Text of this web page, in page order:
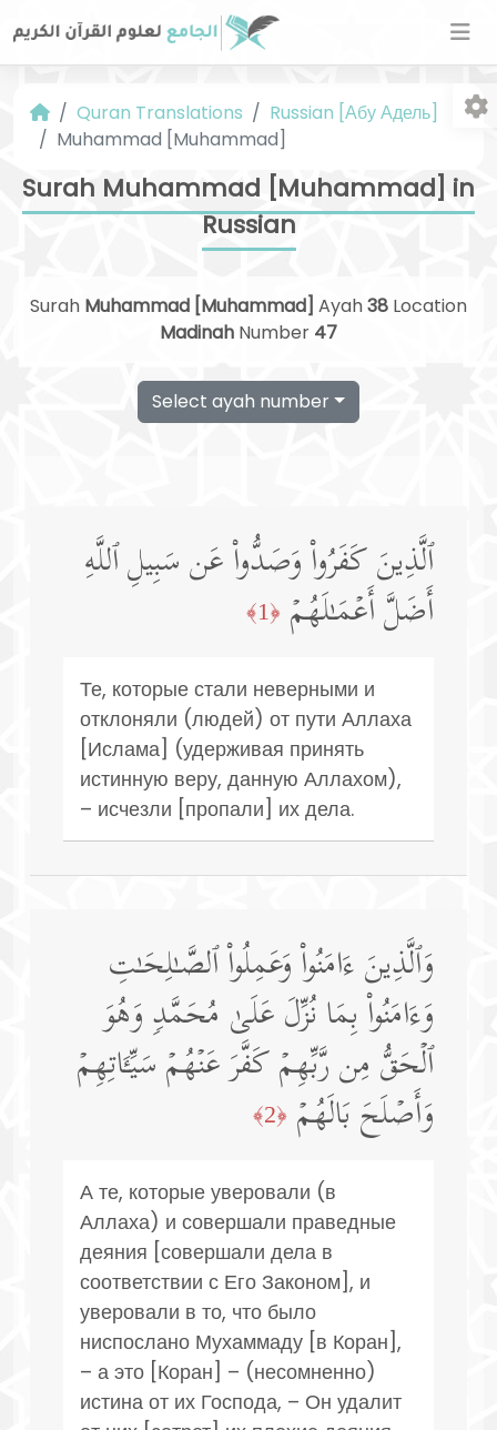
Quran Translations
Russian [Абу Адель]
Muhammad [Muhammad]
Surah Muhammad [Muhammad] in
Russian
Surah Muhammad [Muhammad] Ayah38 Location
Madinah Number 47
Select ayah number
ٱلَّذِینَ كَفَرُوا۟ وَصَدُّوا۟ عَن سَبِیلِ ٱللَّهِ
أَضَلَّ أَعۡمَـٰلَهُمۡ ﴿1﴾
Те, которые стали неверными и
отклоняли (людей) от пути Аллаха
[Ислама] (удерживая принять
истинную веру, данную Аллахом),
– исчезли [пропали] их дела.
وَٱلَّذِینَ ءَامَنُوا۟ وَعَمِلُوا۟ ٱلصَّـٰلِحَـٰتِ
وَءَامَنُوا۟ بِمَا نُزِّلَ عَلَىٰ مُحَمَّدࣲ وَهُوَ
ٱلۡحَقُّ مِن رَّبِّهِمۡ كَفَّرَ عَنۡهُمۡ سَیِّـَٔاتِهِمۡ
وَأَصۡلَحَ بَالَهُمۡ ﴿2﴾
А те, которые уверовали (в
Аллаха) и совершали праведные
деяния [совершали дела в
соответствии с Его Законом], и
уверовали в то, что было
ниспослано Мухаммаду [в Коран],
– а это [Коран] – (несомненно)
истина от их Господа, – Он удалит